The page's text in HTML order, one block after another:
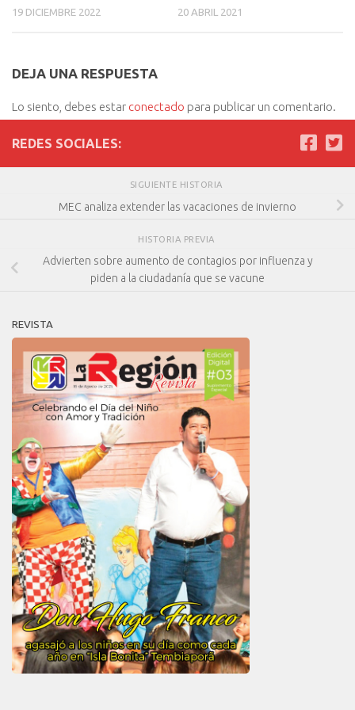
19 DICIEMBRE 2022 20 ABRIL 2021
DEJA UNA RESPUESTA
Lo siento, debes estar conectado para publicar un comentario.
REDES SOCIALES:
SIGUIENTE HISTORIA
MEC analiza extender las vacaciones de invierno
HISTORIA PREVIA
Advierten sobre aumento de contagios por influenza y
piden a la ciudadanía que se vacune
REVISTA